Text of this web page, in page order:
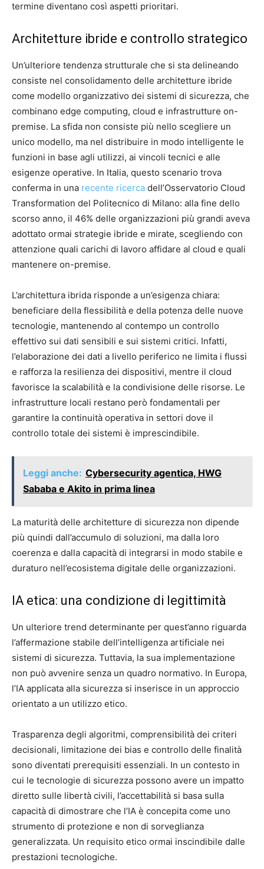
termine diventano così aspetti prioritari.
Architetture ibride e controllo strategico
Un’ulteriore tendenza strutturale che si sta delineando
consiste nel consolidamento delle architetture ibride
come modello organizzativo dei sistemi di sicurezza, che
combinano edge computing, cloud e infrastrutture on-
premise. La sfida non consiste più nello scegliere un
unico modello, ma nel distribuire in modo intelligente le
funzioni in base agli utilizzi, ai vincoli tecnici e alle
esigenze operative. In Italia, questo scenario trova
conferma in una recente ricerca dell’Osservatorio Cloud
Transformation del Politecnico di Milano: alla fine dello
scorso anno, il 46% delle organizzazioni più grandi aveva
adottato ormai strategie ibride e mirate, scegliendo con
attenzione quali carichi di lavoro affidare al cloud e quali
mantenere on-premise.
L’architettura ibrida risponde a un’esigenza chiara:
beneficiare della flessibilità e della potenza delle nuove
tecnologie, mantenendo al contempo un controllo
effettivo sui dati sensibili e sui sistemi critici. Infatti,
l’elaborazione dei dati a livello periferico ne limita i flussi
e rafforza la resilienza dei dispositivi, mentre il cloud
favorisce la scalabilità e la condivisione delle risorse. Le
infrastrutture locali restano però fondamentali per
garantire la continuità operativa in settori dove il
controllo totale dei sistemi è imprescindibile.
Leggi anche: Cybersecurity agentica, HWG
Sababa e Akito in prima linea
La maturità delle architetture di sicurezza non dipende
più quindi dall’accumulo di soluzioni, ma dalla loro
coerenza e dalla capacità di integrarsi in modo stabile e
duraturo nell’ecosistema digitale delle organizzazioni.
IA etica: una condizione di legittimità
Un ulteriore trend determinante per quest’anno riguarda
l’affermazione stabile dell’intelligenza artificiale nei
sistemi di sicurezza. Tuttavia, la sua implementazione
non può avvenire senza un quadro normativo. In Europa,
l’IA applicata alla sicurezza si inserisce in un approccio
orientato a un utilizzo etico.
Trasparenza degli algoritmi, comprensibilità dei criteri
decisionali, limitazione dei bias e controllo delle finalità
sono diventati prerequisiti essenziali. In un contesto in
cui le tecnologie di sicurezza possono avere un impatto
diretto sulle libertà civili, l’accettabilità si basa sulla
capacità di dimostrare che l’IA è concepita come uno
strumento di protezione e non di sorveglianza
generalizzata. Un requisito etico ormai inscindibile dalle
prestazioni tecnologiche.